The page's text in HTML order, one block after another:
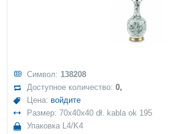
Символ: 138208
Доступное количество:0,
Цена: войдите
Размер: 70x40x40 dł. kabla ok 195
Упаковка L4/K4